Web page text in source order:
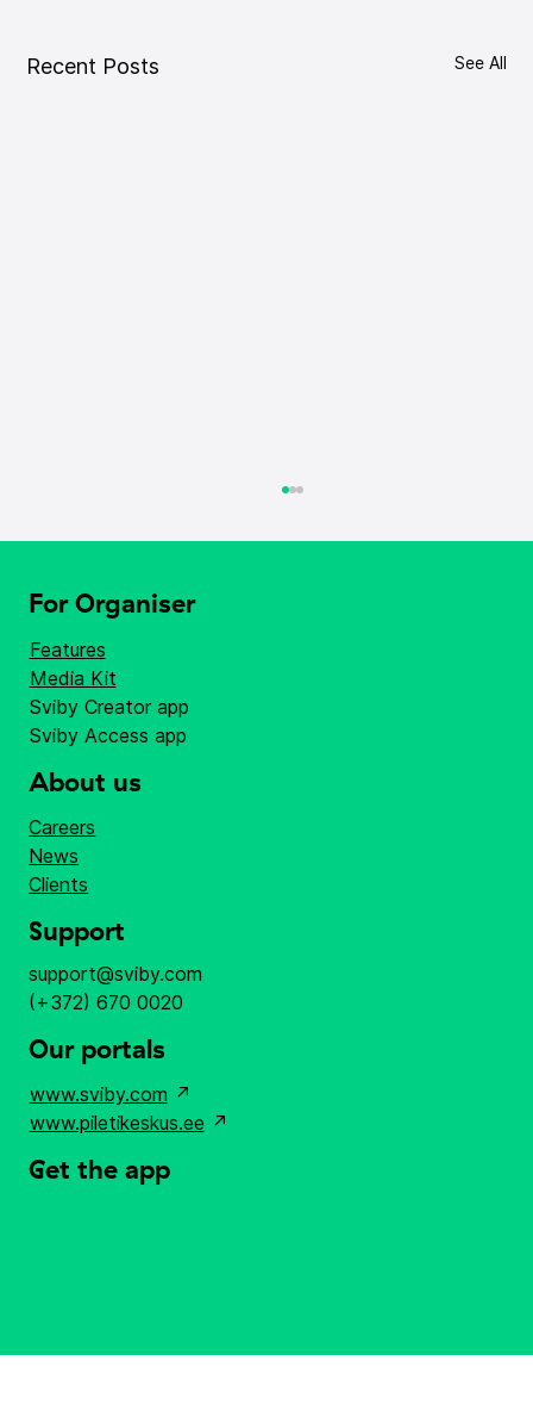
Recent Posts See All
Sukeldu festivalimelusse!
For Organiser
Features
Media Kit
Sviby Creator app
Sviby Access app
About us
Careers
News
Clients
Our portals
www.sviby.com ↗
www.piletikeskus.ee ↗
Support
support@sviby.com
(+372) 670 0020
Get the app